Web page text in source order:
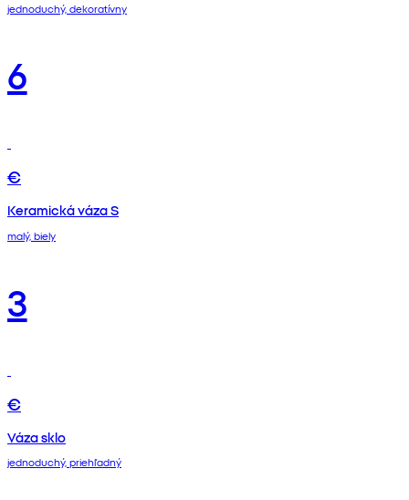
jednoduchý, dekoratívny
6
€
Keramická váza S
malý, biely
3
€
Váza sklo
jednoduchý, priehľadný